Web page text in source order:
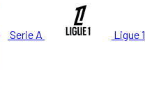
Serie A Ligue 1